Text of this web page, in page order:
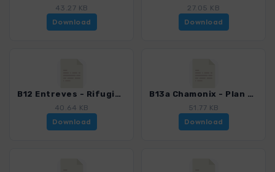
43.27 KB
Download
27.05 KB
Download
B12 Entreves - Rifugio Torino - Geantgletscher - Chamonix.gpx
40.64 KB
Download
B13a Chamonix - Plan de l'Aiguille - Grands Mulets - Mont Blanc.gpx
51.77 KB
Download